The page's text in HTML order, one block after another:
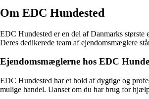
Om EDC Hundested
EDC Hundested er en del af Danmarks
Deres dedikerede team af ejendomsmæglere
Ejendomsmæglerne hos EDC
EDC Hundested har et hold af dygtige og
mulige handel. Uanset om du har brug for